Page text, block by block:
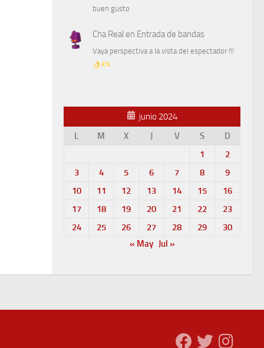
buen gusto
Cha Real en Entrada de bandas
Vaya perspectiva a la vista del espectador !!!
junio 2024
L
M X J V S
D
1
2
3
4 5 6 7 8
9
10
11 12 13 14 15
16
17
18 19 20 21 22
23
24
25 26 27 28 29
30
« May Jul »